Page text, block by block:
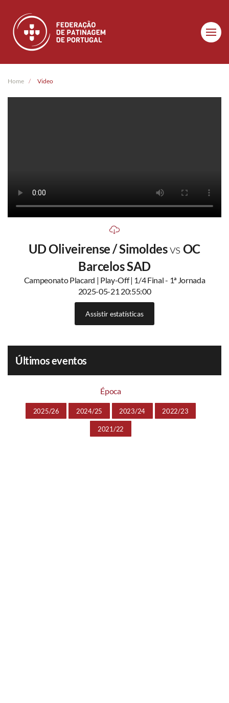
Skip to main content
Home Video
UD Oliveirense / Simoldesvs OC
Barcelos SAD
Campeonato Placard | Play-Off | 1/4 Final - 1ª Jornada
2025-05-21 20:55:00
Assistir estatísticas
Últimos eventos
Época
2025/26 2024/25 2023/24 2022/23
2021/22